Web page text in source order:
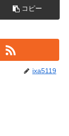
コピー
ixa5119